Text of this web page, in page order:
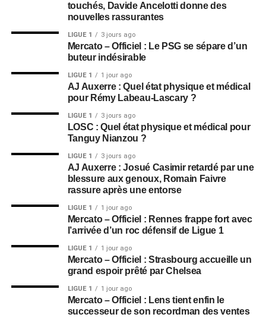
touchés, Davide Ancelotti donne des
nouvelles rassurantes
LIGUE 1 3 jours ago
Mercato – Officiel : Le PSG se sépare d’un
buteur indésirable
LIGUE 1 1 jour ago
AJ Auxerre : Quel état physique et médical
pour Rémy Labeau-Lascary ?
LIGUE 1 3 jours ago
LOSC : Quel état physique et médical pour
Tanguy Nianzou ?
LIGUE 1 3 jours ago
AJ Auxerre : Josué Casimir retardé par une
blessure aux genoux, Romain Faivre
rassure après une entorse
LIGUE 1 1 jour ago
Mercato – Officiel : Rennes frappe fort avec
l’arrivée d’un roc défensif de Ligue 1
LIGUE 1 1 jour ago
Mercato – Officiel : Strasbourg accueille un
grand espoir prêté par Chelsea
LIGUE 1 1 jour ago
Mercato – Officiel : Lens tient enfin le
successeur de son recordman des ventes